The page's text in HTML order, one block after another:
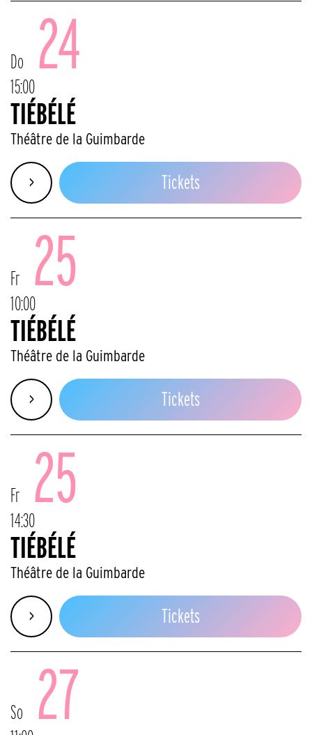
Do 24
15:00
TIÉBÉLÉ
Théâtre de la Guimbarde
> Tickets
Fr 25
10:00
TIÉBÉLÉ
Théâtre de la Guimbarde
> Tickets
Fr 25
14:30
TIÉBÉLÉ
Théâtre de la Guimbarde
> Tickets
So 27